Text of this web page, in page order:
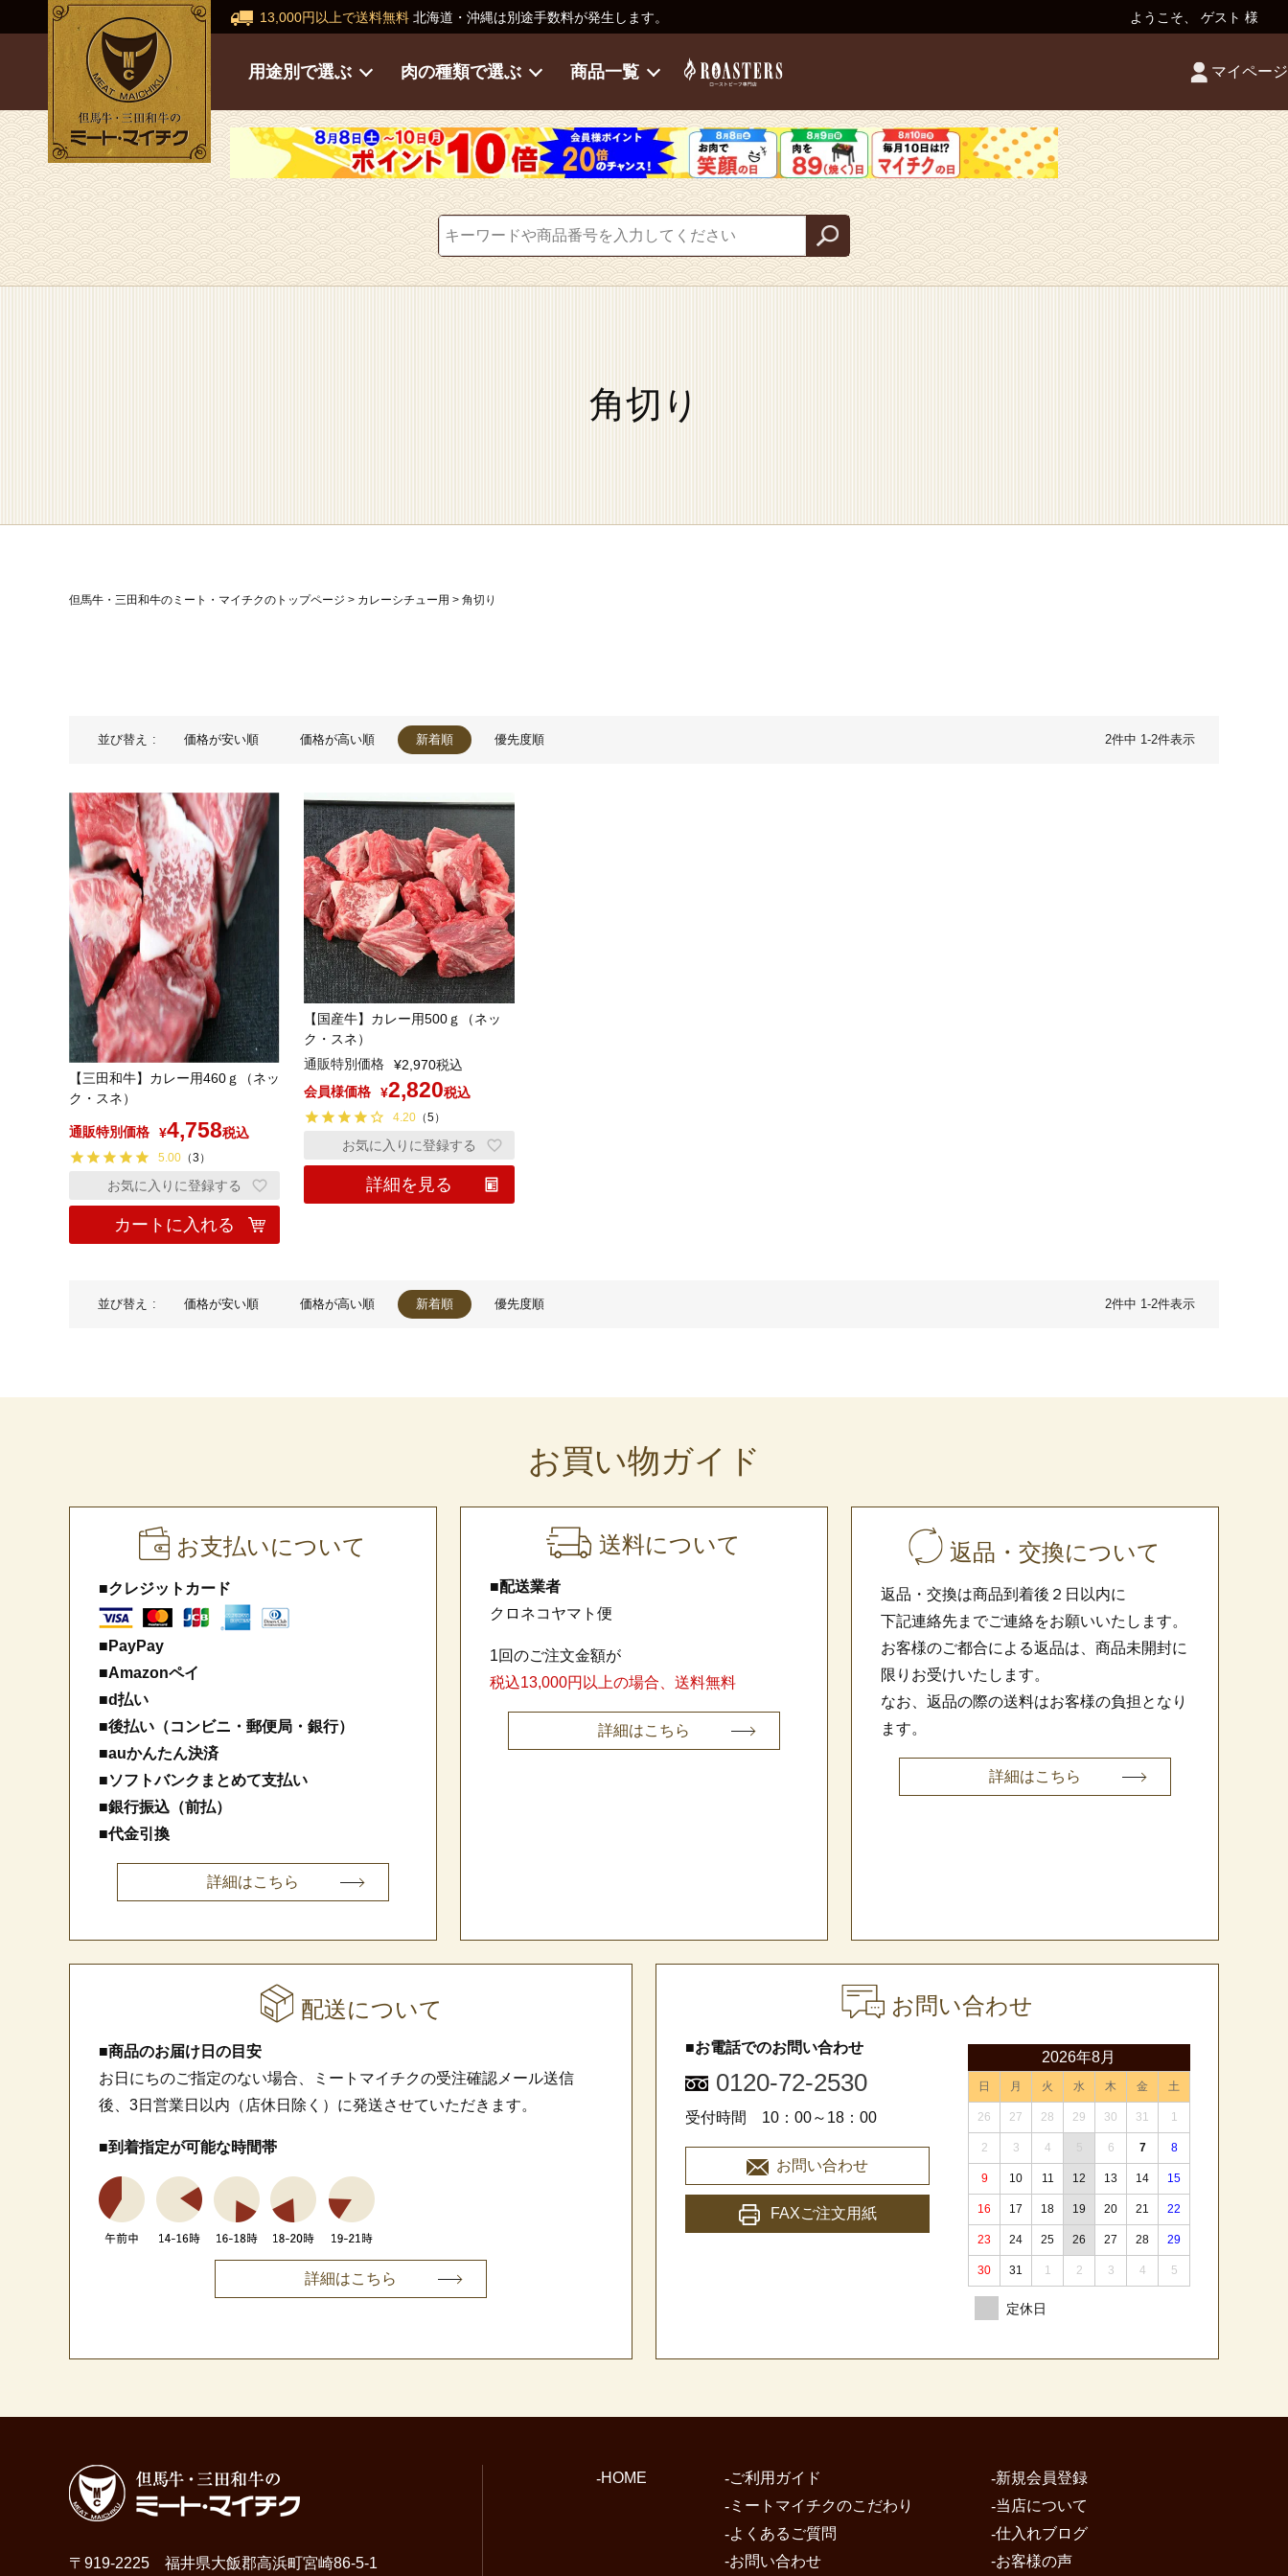
13,000円以上で送料無料 北海道・沖縄は別途手数料が発生します。 ようこそ、 ゲスト 様
用途別で選ぶ 肉の種類で選ぶ 商品一覧 マイページ
角切り
但馬牛・三田和牛のミート・マイチクのトップページ カレーシチュー用 角切り
並び替え 価格が安い順 価格が高い順 新着順 優先度順 2件中 1-2件表示
【三田和牛】カレー用460ｇ（ネッ
ク・スネ）
通販特別価格 ¥4,758税込
5.00 （3 ）
カートに入れる
お気に入りに登録する
【国産牛】カレー用500ｇ（ネッ
ク・スネ）
通販特別価格
¥2,970税込
会員様価格
¥2,820税込
4.20 （5）
詳細を見る
お気に入りに登録する
並び替え 価格が安い順 価格が高い順 新着順 優先度順 2件中 1-2件表示
お買い物ガイド
お支払いについて
■クレジットカード
■PayPay
■Amazonペイ
■d払い
■後払い（コンビニ・郵便局・銀行）
■auかんたん決済
■ソフトバンクまとめて支払い
■銀行振込（前払）
■代金引換
詳細はこちら
送料について
■配送業者
クロネコヤマト便
1回のご注文金額が
税込13,000円以上の場合、送料無料
詳細はこちら
返品・交換について
返品・交換は商品到着後２日以内に
下記連絡先までご連絡をお願いいたします。
お客様のご都合による返品は、商品未開封に
限りお受けいたします。
なお、返品の際の送料はお客様の負担となり
ます。
詳細はこちら
配送について
■商品のお届け日の目安
お日にちのご指定のない場合、ミートマイチクの受注確認メール送信
後、3日営業日以内（店休日除く）に発送させていただきます。
■到着指定が可能な時間帯
詳細はこちら
お問い合わせ
■お電話でのお問い合わせ
0120-72-2530
受付時間 10：00～18：00
お問い合わせ
FAXご注文用紙
2026年8月
日 月 火 水 木 金 土
26 27 28 29 30 31 1
2 3 4 6 7 8
9 10 11 12 13 14 15
16 17 18 19 20 21 22
23 24 25 26 27 28 29
30 31 1 2 3 4 5
〒919-2225 福井県大飯郡高浜町宮崎86-5-1
HOME
ご利用ガイド
ミートマイチクのこだわり
よくあるご質問
お問い合わせ
新規会員登録
当店について
仕入れブログ
お客様の声